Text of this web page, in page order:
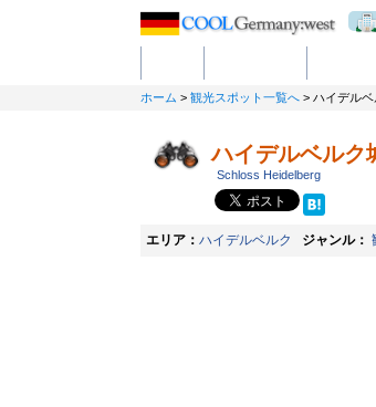
ホーム > 観光スポット一覧へ > ハイデル
ハイデルベルク
Schloss Heidelberg
エリア： ハイデルベルク ジャンル：